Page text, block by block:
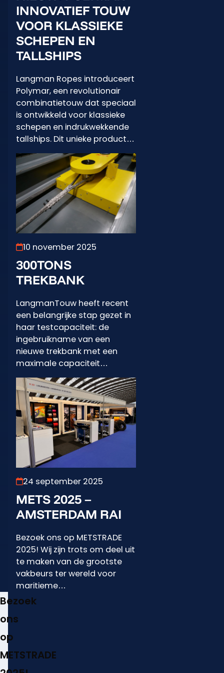
Bezoek
ons
op
METSTRADE
INNOVATIEF TOUW
VOOR KLASSIEKE
SCHEPEN EN
TALLSHIPS
Langman Ropes introduceert
Polymar, een revolutionair
combinatietouw dat speciaal
is ontwikkeld voor klassieke
schepen en indrukwekkende
tallships. Dit unieke product…
300TONS
TREKBANK
10 november 2025
LangmanTouw heeft recent
een belangrijke stap gezet in
haar testcapaciteit: de
ingebruikname van een
nieuwe trekbank met een
maximale capaciteit…
METS 2025 –
AMSTERDAM RAI
24 september 2025
Bezoek ons op METSTRADE
2025! Wij zijn trots om deel uit
te maken van de grootste
vakbeurs ter wereld voor
maritieme…